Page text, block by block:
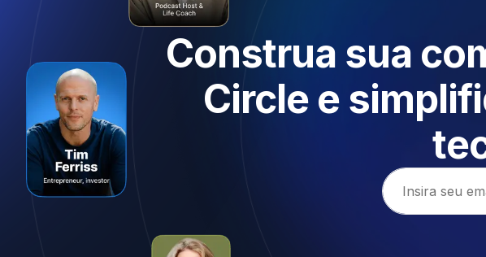
Construa sua
Circle e
Email address